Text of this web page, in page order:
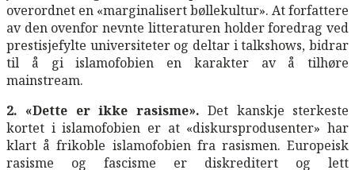
overordnet en «marginalisert bøllekultur». At forfattere
av den ovenfor nevnte litteraturen holder foredrag ved
prestisjefylte universiteter og deltar i talkshows, bidrar
til å gi islamofobien en karakter av å tilhøre
mainstream.
2. «Dette er ikke rasisme».Det kanskje sterkeste
kortet i islamofobien er at «diskursprodusenter» har
klart å frikoble islamofobien fra rasismen. Europeisk
rasisme og fascisme er diskreditert og lett